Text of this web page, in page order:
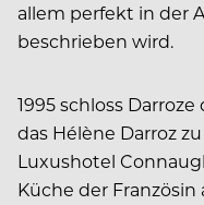
allem perfekt in der
beschrieben wird.
1995 schloss
das Hélène Darroz
Luxushotel
Küche der